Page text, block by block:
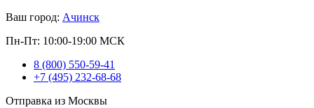
Ваш город: Ачинск
Пн-Пт: 10:00-19:00 МСК
8 (800) 550-59-41
+7 (495) 232-68-68
Отправка из Москвы